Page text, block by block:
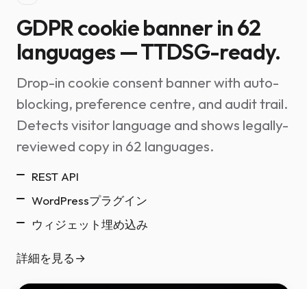
GDPR cookie banner in 62
languages — TTDSG-ready.
Drop-in cookie consent banner with auto-
blocking, preference centre, and audit trail.
Detects visitor language and shows legally-
reviewed copy in 62 languages.
REST API
WordPressプラグイン
ウィジェット埋め込み
詳細を見る